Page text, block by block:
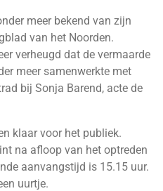
meer bekend van zijn
van het Noorden.
verheugd dat de vermaarde
meer samenwerkte met
bij Sonja Barend, acte de
klaar voor het publiek.
na afloop van het optreden
aanvangstijd is 15.15 uur.
uurtje.